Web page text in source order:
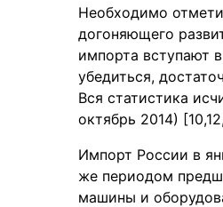
Необходимо
догоняющего
импорта вступают
убедиться,
Вся статистика
октябрь 2014)
Импорт России в
же периодом
машины и